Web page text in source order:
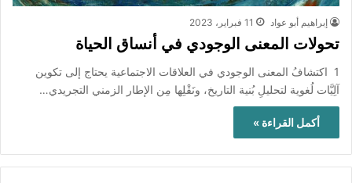
إبراهيم أبو عواد 11 فبراير، 2023
تحولات المعنى الوجودي في أنساق الحياة
1 اكتشافُ المعنى الوجودي في العلاقات الاجتماعية يحتاج إلى تكوين
آلِيَّات لُغوية لتحليلِ بُنية التاريخ، ونَقْلِها مِن الإطار الزمني التجريدي…
أكمل القراءة »